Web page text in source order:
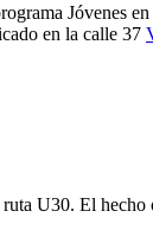
Jóvenes
en la calle 37
U30. El